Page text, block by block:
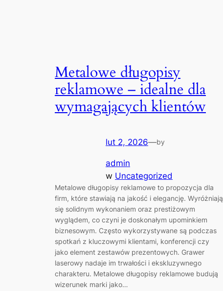
Metalowe długopisy
reklamowe – idealne dla
wymagających klientów
lut 2, 2026—by
admin
w Uncategorized
Metalowe długopisy reklamowe to propozycja dla
firm, które stawiają na jakość i elegancję. Wyróżniają
się solidnym wykonaniem oraz prestiżowym
wyglądem, co czyni je doskonałym upominkiem
biznesowym. Często wykorzystywane są podczas
spotkań z kluczowymi klientami, konferencji czy
jako element zestawów prezentowych. Grawer
laserowy nadaje im trwałości i ekskluzywnego
charakteru. Metalowe długopisy reklamowe budują
wizerunek marki jako…